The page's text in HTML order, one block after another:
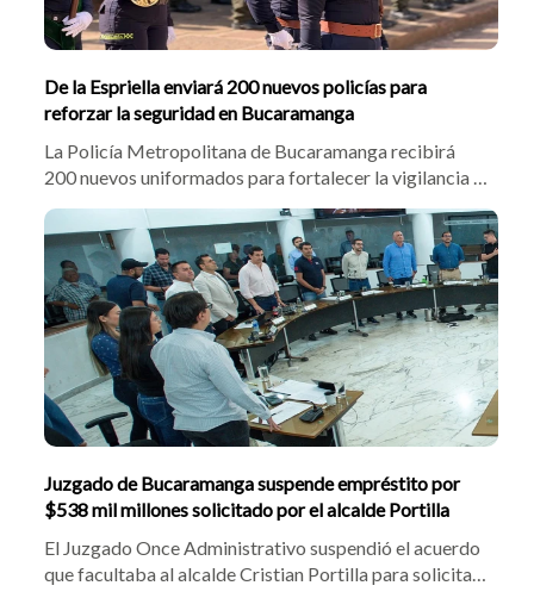
De la Espriella enviará 200 nuevos policías para
reforzar la seguridad en Bucaramanga
La Policía Metropolitana de Bucaramanga recibirá
200 nuevos uniformados para fortalecer la vigilancia y
combatir la delincuencia en la ciudad. El alcalde
Cristian Portilla confirmó el despliegue tras gestiones
con el presidente electo Abelardo De la Espriella,
enfocando los operativos en sectores críticos frente al
hurto y el homicidio.
Juzgado de Bucaramanga suspende empréstito por
$538 mil millones solicitado por el alcalde Portilla
El Juzgado Once Administrativo suspendió el acuerdo
que facultaba al alcalde Cristian Portilla para solicitar